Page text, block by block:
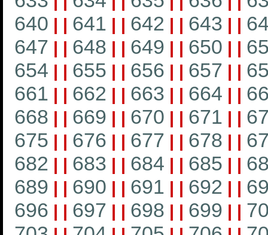
640 | | 641 | | 642 | | 643 | |
647 | | 648 | | 649 | | 650 | |
654 | | 655 | | 656 | | 657 | |
661 | | 662 | | 663 | | 664 | |
668 | | 669 | | 670 | | 671 | |
675 | | 676 | | 677 | | 678 | |
682 | | 683 | | 684 | | 685 | |
689 | | 690 | | 691 | | 692 | |
696 | | 697 | | 698 | | 699 | |